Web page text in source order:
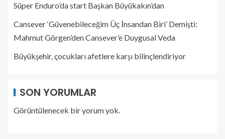
Süper Enduro’da start Başkan Büyükakın’dan
Cansever ‘Güvenebileceğim Üç İnsandan Biri’ Demişti:
Mahmut Görgen’den Cansever’e Duygusal Veda
Büyükşehir, çocukları afetlere karşı bilinçlendiriyor
SON YORUMLAR
Görüntülenecek bir yorum yok.